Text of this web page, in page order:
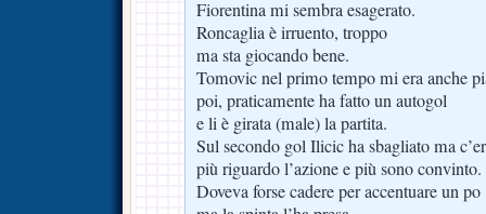
Fiorentina mi sembra esagerato.
Roncaglia è irruento, troppo
ma sta giocando bene.
Tomovic nel primo tempo mi era anche
poi, praticamente ha fatto un autogol
e li è girata (male) la partita.
Sul secondo gol Ilicic ha sbagliato ma
più riguardo l’azione e più sono convinto.
Doveva forse cadere per accentuare un po